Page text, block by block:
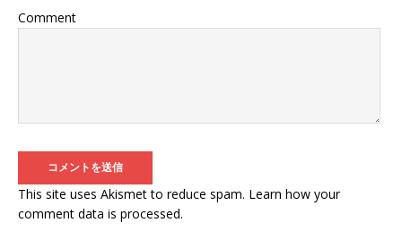
Comment
This site uses Akismet to reduce spam. Learn how your
comment data is processed.